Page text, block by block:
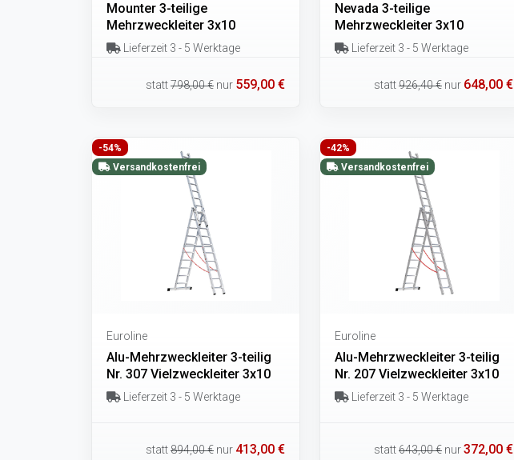
Mounter 3-teilige
Mehrzweckleiter 3x10
Lieferzeit 3 - 5 Werktage
statt798,00 € nur 559,00 €
Nevada 3-teilige
Mehrzweckleiter 3x10
Lieferzeit 3 - 5 Werktage
statt926,40 € nur 648,00 €
-54%
Versandkostenfrei
Euroline
Alu-Mehrzweckleiter 3-teilig
Nr. 307 Vielzweckleiter 3x10
Lieferzeit 3 - 5 Werktage
statt894,00 € nur 413,00 €
-42%
Versandkostenfrei
Euroline
Alu-Mehrzweckleiter 3-teilig
Nr. 207 Vielzweckleiter 3x10
Lieferzeit 3 - 5 Werktage
statt643,00 € nur372,00 €